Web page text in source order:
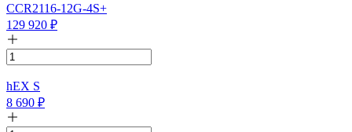
CCR2116-12G-4S+
129 920 ₽
hEX S
8 690 ₽